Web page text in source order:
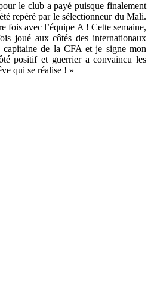
le club a payé puisque finalement
repéré par le sélectionneur du Mali.
fois avec l’équipe A ! Cette semaine,
joué aux côtés des internationaux
capitaine de la CFA et je signe mon
positif et guerrier a convaincu les
qui se réalise ! »